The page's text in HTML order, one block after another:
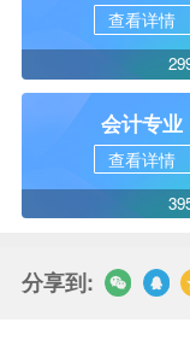
查看详情
会计专业
查看详情
分享到: